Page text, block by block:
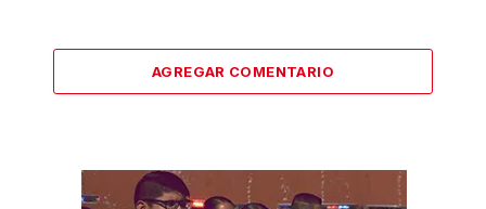
AGREGAR COMENTARIO